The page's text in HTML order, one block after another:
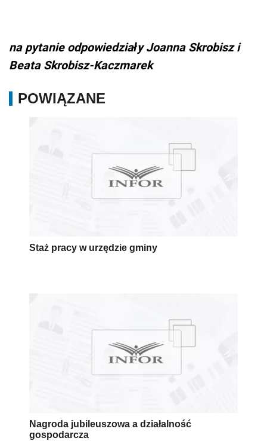
na pytanie odpowiedziały Joanna Skrobisz i
Beata Skrobisz-Kaczmarek
POWIĄZANE
Staż pracy w urzędzie gminy
Nagroda jubileuszowa a działalność
gospodarcza